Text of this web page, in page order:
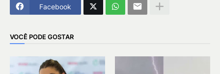
Facebook
VOCÊ PODE GOSTAR